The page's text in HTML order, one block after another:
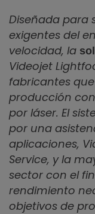
Diseñada para
exigentes del
velocidad, la
Videojet
fabricantes
producción
por láser. El
por una
aplicaciones,
Service, y la
sector con el
rendimiento
objetivos de